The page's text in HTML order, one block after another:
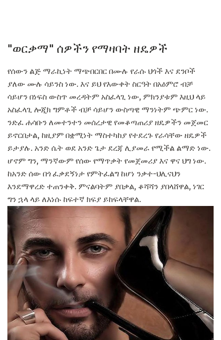
"ወርቃማ" ሰዎችን የማዛባት ዘዴዎች
የሰውን ልጅ ማራኪነት ማጭበርበር በሙሉ የራሱ ህጎች እና ደንቦች
ያለው ሙሉ ሳይንስ ነው. እና ይህ የእውቀት ስርዓት በአዕምሮ ብቻ
ሳይሆን በነፍስ ውስጥ መረዳትም አስፈላጊ ነው, ምክንያቱም እዚህ ላይ
አስፈላጊ ሎጂክ ግምቶች ብቻ ሳይሆን ውስጣዊ ማንነትም ጭምር ነው.
ንድፈ ሐሳቡን ለመተንተን መሰረታዊ የመቆጣጠሪያ ዘዴዎችን መጀመር
ይኖርበታል, ከዚያም በቋሚነት ማስተካከያ የተደረጉ የራሳቸው ዘዴዎች
ይታያሉ. አንድ ሴት ወደ አንድ ጌታ ደረጃ ሊያመራ የሚችል ልማድ ነው.
ሆኖም ግን, ማንኛውም የሰው የማጥቃት የመጀመሪያ እና ዋና ህግ ነው.
ከአንድ ሰው በጎ ፈቃደኝነታ የምትፈልግ ከሆነ ንቃተ-ህሊናህን
እንደማዋረድ ተጠንቀቅ. ምናልባትም ያበቃል, ቆሻሻን ያበላሸዋል, ነገር
ግን ኋላ ላይ ለእነሱ ከፍተኛ ክፍያ ይከፍላቸዋል.